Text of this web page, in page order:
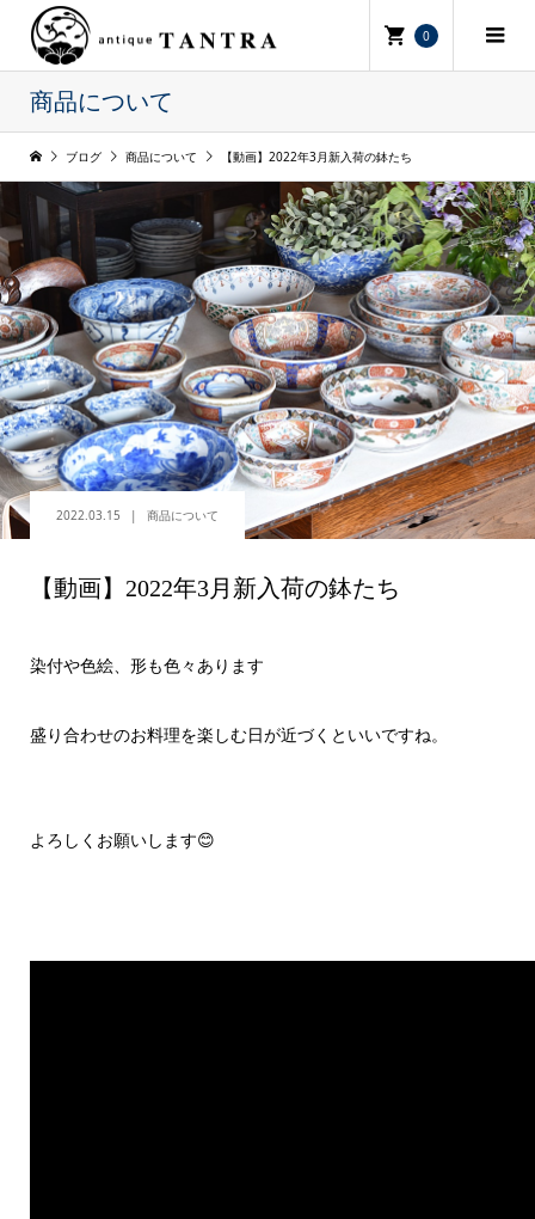
0
商品について
ブログ 商品について 【動画】2022年3月新入荷の鉢たち
2022.03.15 商品について
【動画】2022年3月新入荷の鉢たち
染付や色絵、形も色々あります
盛り合わせのお料理を楽しむ日が近づくといいですね。
よろしくお願いします😊